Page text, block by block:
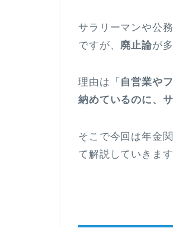
サラリーマンや公
ですが、 廃止論が
理由は「 自営業や
納めているのに、
そこで今回は年金
て解説していきます